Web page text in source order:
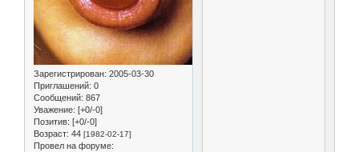
Зарегистрирован: 2005-03-30
Приглашений: 0
Сообщений: 867
Уважение: [+0/-0]
Позитив: [+0/-0]
Возраст: 44 [1982-02-17]
Провел на форуме: